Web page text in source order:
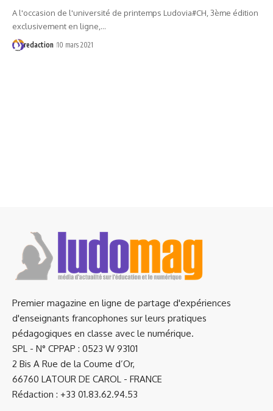
A l'occasion de l'université de printemps Ludovia#CH, 3ème édition
exclusivement en ligne,…
redaction 10 mars 2021
Premier magazine en ligne de partage d'expériences
d'enseignants francophones sur leurs pratiques
pédagogiques en classe avec le numérique.
SPL - N° CPPAP : 0523 W 93101
2 Bis A Rue de la Coume d’Or,
66760 LATOUR DE CAROL - FRANCE
Rédaction : +33 01.83.62.94.53